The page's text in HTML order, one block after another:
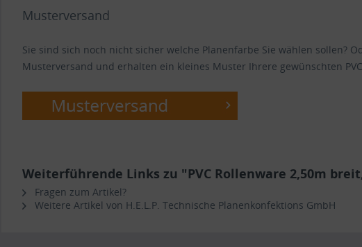
Musterversand
Sie sind sich noch nicht sicher welche Planenfarbe Sie wählen sollen?
Musterversand und erhalten ein kleines Muster Ihrere gewünschten
Weiterführende Links zu "PVC Rollenware 2,50m
Fragen zum Artikel?
Weitere Artikel von H.E.L.P. Technische Planenkonfektions GmbH